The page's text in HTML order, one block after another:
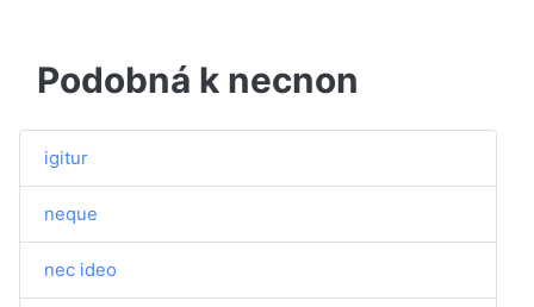
Podobná k necnon
igitur
neque
nec ideo